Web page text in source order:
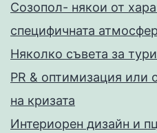
Созопол- някои от
специфичната
Няколко съвета за
PR & оптимизация
на кризата
Интериорен дизайн и